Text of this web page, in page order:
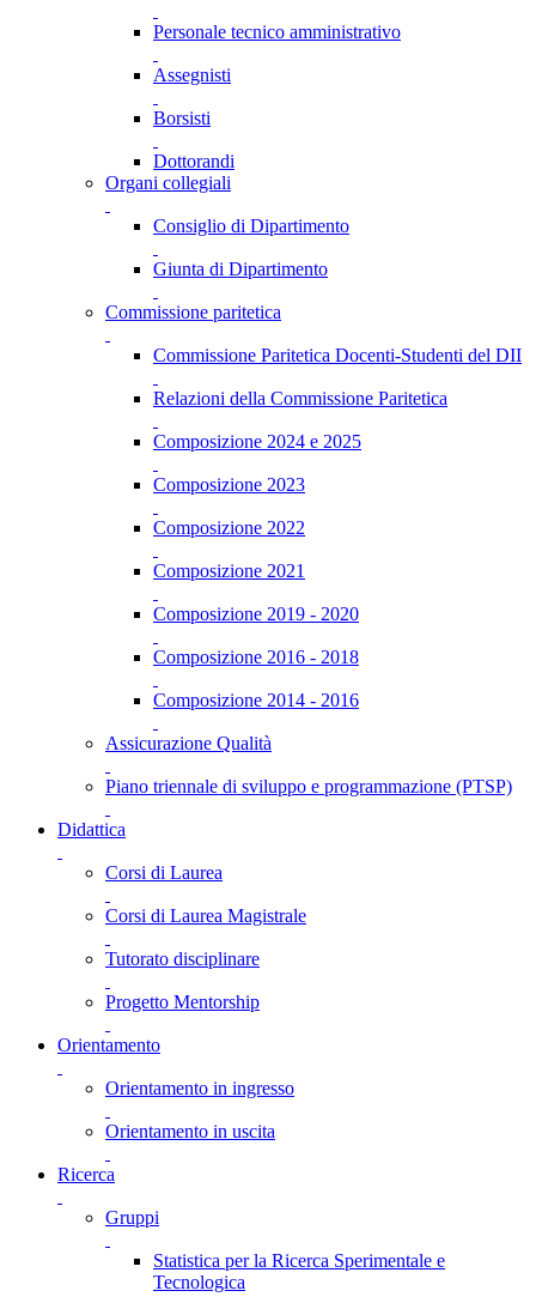
Personale tecnico amministrativo
Assegnisti
Borsisti
Dottorandi
Organi collegiali
Consiglio di Dipartimento
Giunta di Dipartimento
Commissione paritetica
Commissione Paritetica Docenti-Studenti del DII
Relazioni della Commissione Paritetica
Composizione 2024 e 2025
Composizione 2023
Composizione 2022
Composizione 2021
Composizione 2019 - 2020
Composizione 2016 - 2018
Composizione 2014 - 2016
Assicurazione Qualità
Piano triennale di sviluppo e programmazione (PTSP)
Didattica
Corsi di Laurea
Corsi di Laurea Magistrale
Tutorato disciplinare
Progetto Mentorship
Orientamento
Orientamento in ingresso
Orientamento in uscita
Ricerca
Gruppi
Statistica per la Ricerca Sperimentale e
Tecnologica